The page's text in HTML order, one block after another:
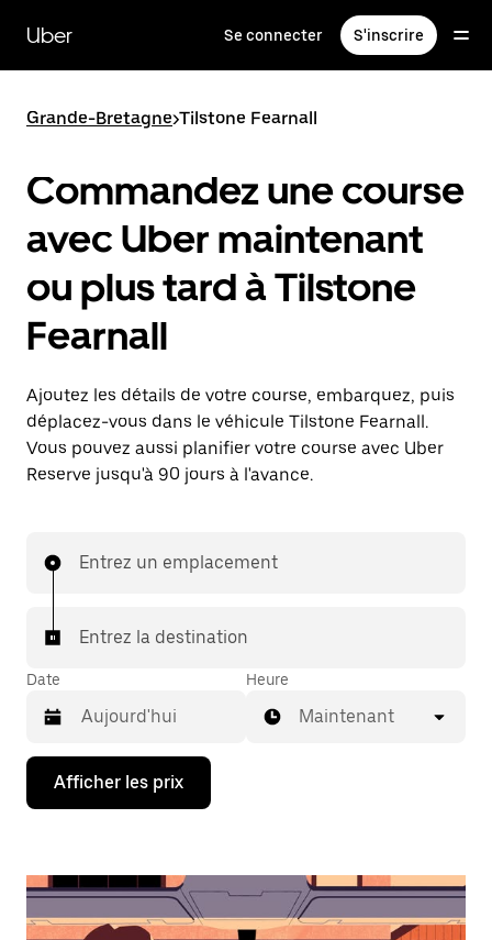
contenu
principal
Uber Se connecter S'inscrire
Grande-Bretagne>Tilstone Fearnall
Commandez une course
avec Uber maintenant
ou plus tard à Tilstone
Fearnall
Ajoutez les détails de votre course, embarquez, puis
déplacez-vous dans le véhicule Tilstone Fearnall.
Vous pouvez aussi planifier votre course avec Uber
Reserve jusqu'à 90 jours à l'avance.
Entrez un emplacement
Entrez la destination
Date
Appuyez
la
bas
interagir
Heure
Maintenant
Afficher les prix